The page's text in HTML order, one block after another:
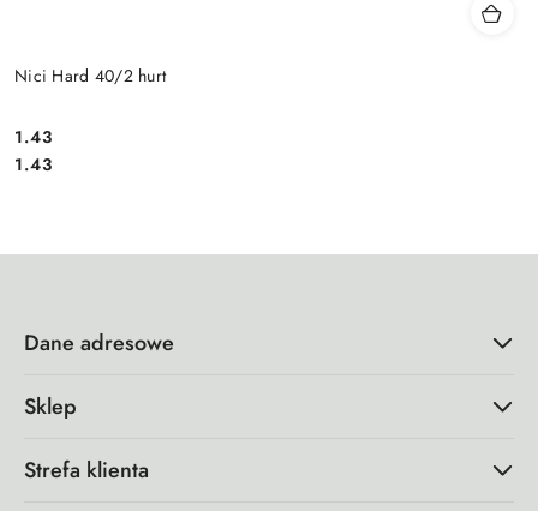
Nici Hard 40/2 hurt
Cena:
1.43
Cena:
1.43
Dane adresowe
Sklep
Strefa klienta